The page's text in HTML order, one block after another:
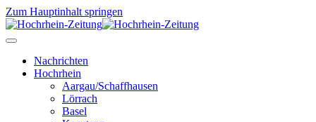
Zum Hauptinhalt springen
Nachrichten
Hochrhein
Aargau/Schaffhausen
Lörrach
Basel